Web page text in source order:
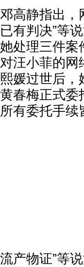
邓高静指出，
已有判决”等
她处理三件案
对汪小菲的网
熙媛过世后，
黄春梅正式委
所有委托手续
流产物证”等